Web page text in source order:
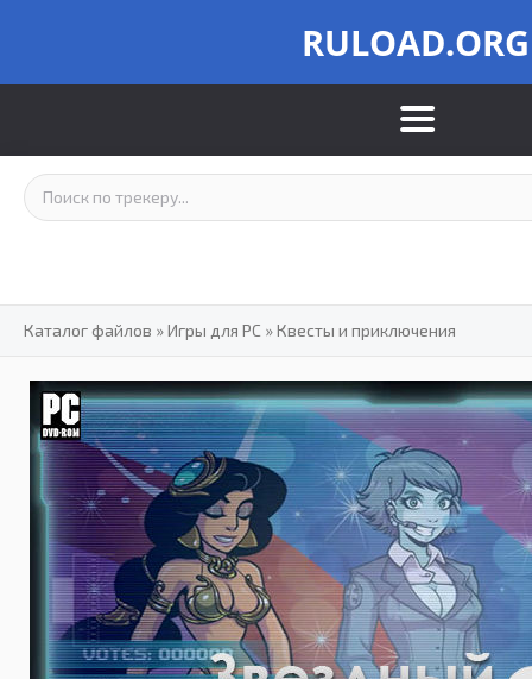
RULOAD.ORG
Каталог файлов »Игры для PC »Квесты и приключения